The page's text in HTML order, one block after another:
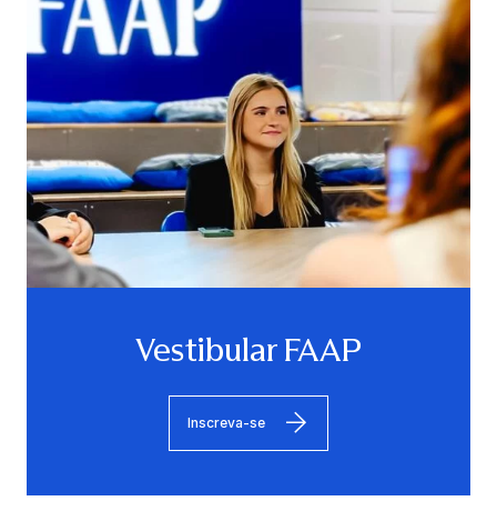
Vestibular FAAP
Inscreva-se